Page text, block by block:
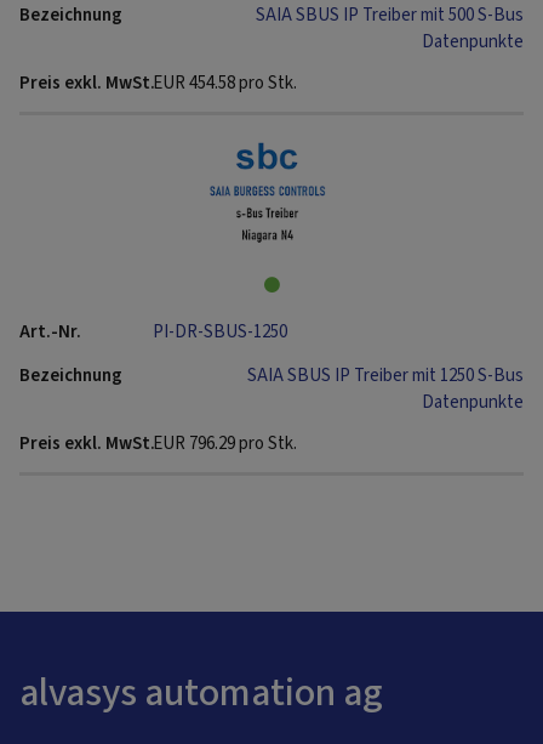
SAIA SBUS IP Treiber mit 500 S-Bus
Datenpunkte
EUR454.58pro Stk.
PI-DR-SBUS-1250
SAIA SBUS IP Treiber mit 1250 S-Bus
Datenpunkte
EUR 796.29pro Stk.
alvasys automation ag